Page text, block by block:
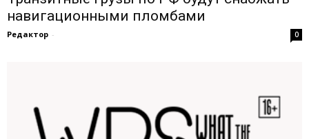
навигационными пломбами
Редактор - 0